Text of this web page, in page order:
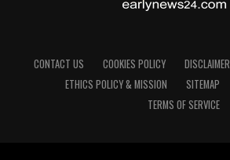
CONTACT US COOKIES POLICY DISCLAIMER
ETHICS POLICY & MISSION
SITEMAP
TERMS OF SERVICE